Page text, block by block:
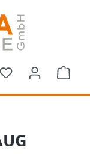
Du hast 0